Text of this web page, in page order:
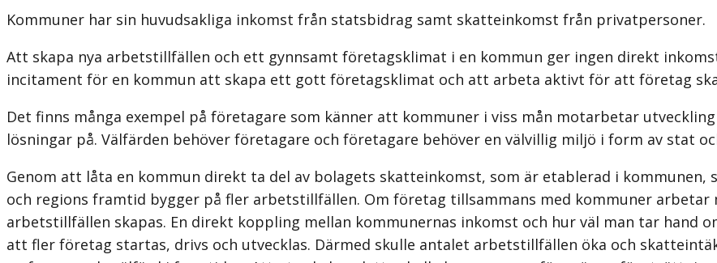
Kommuner har sin huvudsakliga inkomst från statsbidrag samt skatteinkomst från privatpersoner.
Att skapa nya arbetstillfällen och ett gynnsamt företagsklimat i en kommun ger ingen direkt
incitament för en kommun att skapa ett gott företagsklimat och att arbeta aktivt för att företag
Det finns många exempel på företagare som känner att kommuner i viss mån motarbetar
lösningar på. Välfärden behöver företagare och företagare behöver en välvillig miljö i form av stat
Genom att låta en kommun direkt ta del av bolagets skatteinkomst, som är etablerad i kommunen,
och regions framtid bygger på fler arbetstillfällen. Om företag tillsammans med kommuner
arbetstillfällen skapas. En direkt koppling mellan kommunernas inkomst och hur väl man tar hand
att fler företag startas, drivs och utvecklas. Därmed skulle antalet arbetstillfällen öka och